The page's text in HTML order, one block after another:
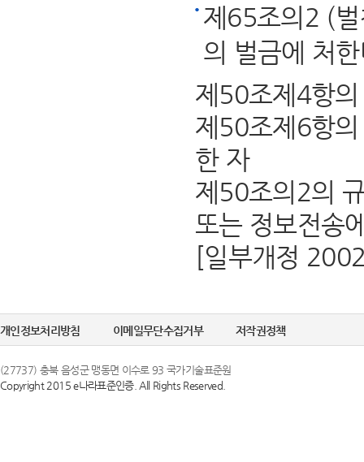
제65조의2 (
의 벌금에 처
제50조제4항
제50조제6항
한 자
제50조의2의
또는 정보전송
[일부개정
개인정보처리방침 이메일무단수집거부 저작권정책
(27737) 충북 음성군 맹동면 이수로 93 국가기술표준원
Copyright 2015 e나라표준인증. All Rights Reserved.